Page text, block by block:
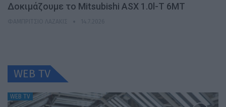
Δοκιμάζουμε το Mitsubishi ASX 1.0l-T 6MT
WEB TV
WEB TV